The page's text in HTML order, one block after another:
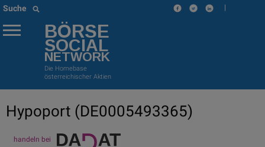
Suche |
BÖRSE
SOCIAL
NETWORK
Die Homebase
österreichischer Aktien
Hypoport (DE0005493365)
handeln bei